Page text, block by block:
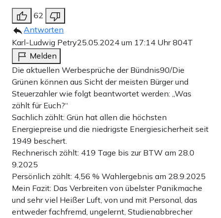
62
Antworten
Karl-Ludwig Petry25.05.2024 um 17:14 Uhr804T
Melden
Die aktuellen Werbesprüche der Bündnis90/Die
Grünen können aus Sicht der meisten Bürger und
Steuerzahler wie folgt beantwortet werden: „Was
zählt für Euch?“
Sachlich zählt: Grün hat allen die höchsten
Energiepreise und die niedrigste Energiesicherheit seit
1949 beschert.
Rechnerisch zählt: 419 Tage bis zur BTW am 28.0
9.2025
Persönlich zählt: 4,56 % Wahlergebnis am 28.9.2025
Mein Fazit: Das Verbreiten von übelster Panikmache
und sehr viel Heißer Luft, von und mit Personal, das
entweder fachfremd, ungelernt, Studienabbrecher